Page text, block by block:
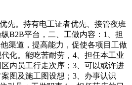
。持有电工证者优先、接管夜班
B2B平台，二、工做内容：1、担
渠道，提高能力，促使各项目工做
化。能吃苦耐劳，4、担任本工业
内员工行走次序；3、可以或许进
图及施工图设想；3、办事认识